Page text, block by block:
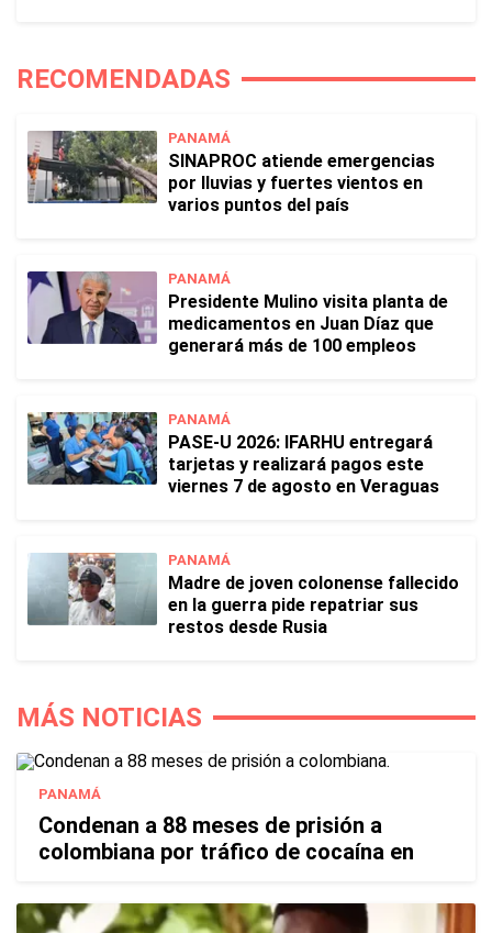
RECOMENDADAS
PANAMÁ
SINAPROC atiende emergencias
por lluvias y fuertes vientos en
varios puntos del país
PANAMÁ
Presidente Mulino visita planta de
medicamentos en Juan Díaz que
generará más de 100 empleos
PANAMÁ
PASE-U 2026: IFARHU entregará
tarjetas y realizará pagos este
viernes 7 de agosto en Veraguas
PANAMÁ
Madre de joven colonense fallecido
en la guerra pide repatriar sus
restos desde Rusia
MÁS NOTICIAS
PANAMÁ
Condenan a 88 meses de prisión a
colombiana por tráfico de cocaína en